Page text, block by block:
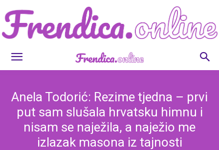
Frendica.online
Anela Todorić: Rezime tjedna – prvi
put sam slušala hrvatsku himnu i
nisam se naježila, a naježio me
izlazak masona iz tajnosti